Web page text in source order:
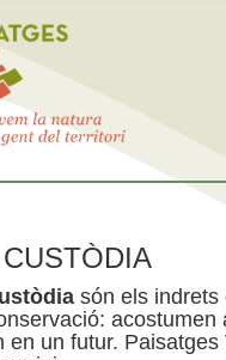
són els indrets
en un futur.